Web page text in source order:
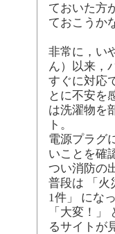
ておいた方
ておこうか
非常に，い
ん）以来，
すぐに対応
とに不安を
は洗濯物を
ト。
電源プラグ
いことを確
つい消防の
普段は 「火
1件」 にな
「大変！
るサイトが